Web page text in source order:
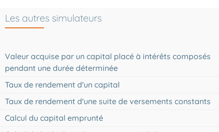
Les autres simulateurs
Valeur acquise par un capital placé à intérêts composés
pendant une durée déterminée
Taux de rendement d'un capital
Taux de rendement d'une suite de versements constants
Calcul du capital emprunté